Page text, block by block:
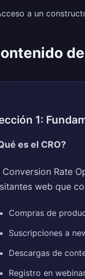
a un
1:
es el CRO?
Conversion Rate
web que
Compras de
Suscripciones a
Descargas de
Registro en